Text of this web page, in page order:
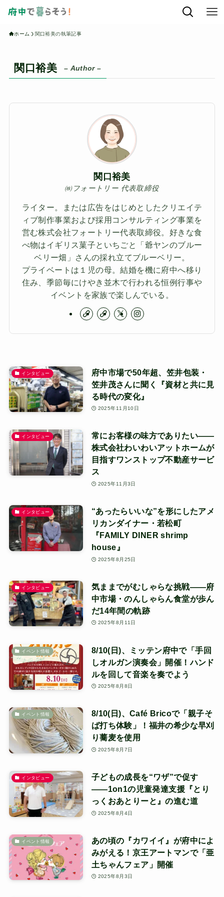
ホーム 関口裕美の執筆記事
関口裕美 – Author –
関口裕美
㈱フォートリー 代表取締役
ライター。または広告をはじめとしたクリエイテ
ィブ制作事業および採用コンサルティング事業を
営む株式会社フォートリー代表取締役。好きな食
べ物はイギリス菓子といちごと「爺ヤンのブルー
ベリー畑」さんの採れ立てブルーベリー。
プライベートは１児の母。結婚を機に府中へ移り
住み、季節毎にけやき並木で行われる恒例行事や
イベントを家族で楽しんでいる。
インタビュー
府中市場で50年超、笠井包装・
笠井茂さんに聞く『資材と共に見
る時代の変化』
2025年11月10日
インタビュー
常にお客様の味方でありたい——
株式会社わいわいアットホームが
目指すワンストップ不動産サービ
ス
2025年11月3日
インタビュー
“あったらいいな”を形にしたアメ
リカンダイナー・若松町
『FAMILY DINER shrimp
house』
2025年8月25日
インタビュー
気ままでがむしゃらな挑戦——府
中市場・のんしゃらん食堂が歩ん
だ14年間の軌跡
2025年8月11日
イベント情報
8/10(日)、ミッテン府中で「手回
しオルガン演奏会」開催！ハンド
ルを回して音楽を奏でよう
2025年8月8日
イベント情報
8/10(日)、Café Bricoで「親子そ
ば打ち体験」！福井の希少な早刈
り蕎麦を使用
2025年8月7日
インタビュー
子どもの成長を“ワザ”で促す
――1on1の児童発達支援『とり
っくおあとりーと』の進む道
2025年8月4日
イベント情報
あの頃の『カワイイ』が府中によ
みがえる！京王アートマンで「亜
土ちゃんフェア」開催
2025年8月3日